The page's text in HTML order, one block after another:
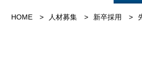
HOME 人材募集 新卒採用